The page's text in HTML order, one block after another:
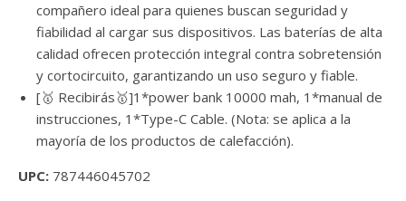
compañero ideal para quienes buscan seguridad y
fiabilidad al cargar sus dispositivos. Las baterías de alta
calidad ofrecen protección integral contra sobretensión
y cortocircuito, garantizando un uso seguro y fiable.
[🥇 Recibirás🥇]1*power bank 10000 mah, 1*manual de
instrucciones, 1*Type-C Cable. (Nota: se aplica a la
mayoría de los productos de calefacción).
UPC: 787446045702